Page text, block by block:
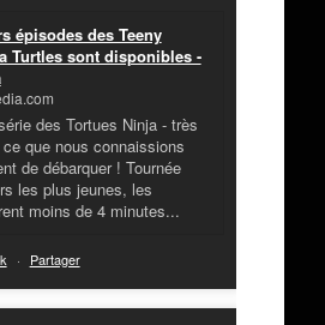
épisodes des Teeny
Turtles sont disponibles -
des Tortues Ninja - très
que nous connaissions
de débarquer ! Tournée
les plus jeunes, les
moins de 4 minutes...
· Partager